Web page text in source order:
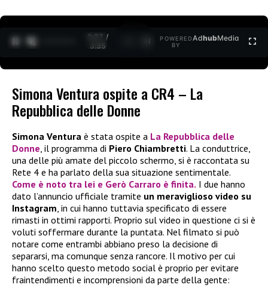
0:27 /
3:35
POWERED
BY
AdhubMedia
Simona Ventura ospite a CR4 – La
Repubblica delle Donne
Simona Ventura è stata ospite a La Repubblica delle
Donne, il programma di Piero Chiambretti. La conduttrice,
una delle più amate del piccolo schermo, si è raccontata su
Rete 4 e ha parlato della sua situazione sentimentale.
Come è noto tra lei e Gerò Carraro è finita. I due hanno
dato l’annuncio ufficiale tramite un meraviglioso video su
Instagram, in cui hanno tuttavia specificato di essere
rimasti in ottimi rapporti. Proprio sul video in questione ci si è
voluti soffermare durante la puntata. Nel filmato si può
notare come entrambi abbiano preso la decisione di
separarsi, ma comunque senza rancore. Il motivo per cui
hanno scelto questo metodo social è proprio per evitare
fraintendimenti e incomprensioni da parte della gente: